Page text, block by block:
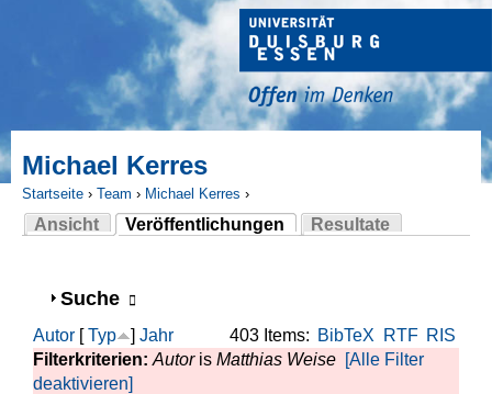
Michael Kerres
Sie sind hier
Startseite › Team › Michael Kerres ›
Ansicht
Veröffentlichungen
(aktiver Reiter)
Resultate
Anzeigen
Suche
403 Items: BibTeX RTF RIS
Autor [Typ ] Jahr
Filterkriterien: Autoris Matthias Weise [Alle Filter
deaktivieren]